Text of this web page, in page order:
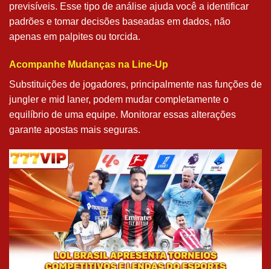
previsíveis. Esse tipo de análise ajuda você a identificar
padrões e tomar decisões baseadas em dados, não
apenas em palpites ou torcida.
Acompanhe Mudanças na Line-Up
Substituições de jogadores, principalmente nas funções de
jungler e mid laner, podem mudar completamente o
equilíbrio de uma equipe. Monitorar essas alterações
garante apostas mais seguras.